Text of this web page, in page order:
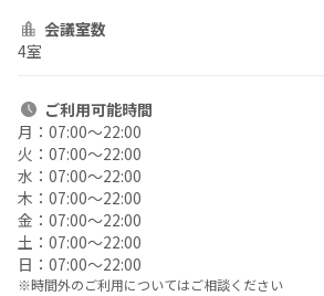
会議室数
4室
ご利用可能時間
月： 07:00〜22:00
火： 07:00〜22:00
水： 07:00〜22:00
木： 07:00〜22:00
金： 07:00〜22:00
土： 07:00〜22:00
日： 07:00〜22:00
※時間外のご利用についてはご相談ください